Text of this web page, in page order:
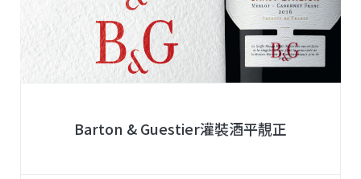
Barton & Guestier灌裝酒平靚正